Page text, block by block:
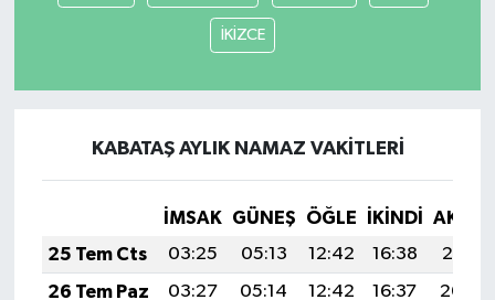
İKİZCE
KABATAŞ AYLIK NAMAZ VAKITLERI
İMSAK GÜNEŞ ÖĞLE İKINDI
25 Tem Cts
03:25 05:13 12:42 16:38
20:01
26 Tem Paz
03:27 05:14 12:42 16:37
20:00